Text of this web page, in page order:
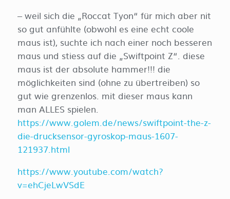
– weil sich die „Roccat Tyon“ für mich aber nit
so gut anfühlte (obwohl es eine echt coole
maus ist), suchte ich nach einer noch besseren
maus und stiess auf die „Swiftpoint Z“. diese
maus ist der absolute hammer!!! die
möglichkeiten sind (ohne zu übertreiben) so
gut wie grenzenlos. mit dieser maus kann
man ALLES spielen.
https://www.golem.de/news/swiftpoint-the-z-
die-drucksensor-gyroskop-maus-1607-
121937.html
https://www.youtube.com/watch?
v=ehCjeLwVSdE